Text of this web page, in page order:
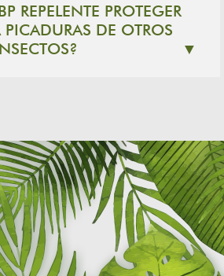
REPELENTE PROTEGER
DE OTROS
▼